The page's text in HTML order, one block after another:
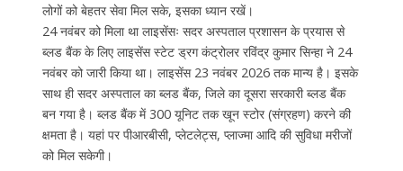
लोगों को बेहतर सेवा मिल सके, इसका ध्यान रखें।
24 नवंबर को मिला था लाइसेंसः सदर अस्पताल प्रशासन के प्रयास से
ब्लड बैंक के लिए लाइसेंस स्टेट ड्रग कंट्रोलर रविंद्र कुमार सिन्हा ने 24
नवंबर को जारी किया था। लाइसेंस 23 नवंबर 2026 तक मान्य है। इसके
साथ ही सदर अस्पताल का ब्लड बैंक, जिले का दूसरा सरकारी ब्लड बैंक
बन गया है। ब्लड बैंक में 300 यूनिट तक खून स्टोर (संग्रहण) करने की
क्षमता है। यहां पर पीआरबीसी, प्लेटलेट्स, प्लाज्मा आदि की सुविधा मरीजों
को मिल सकेगी।